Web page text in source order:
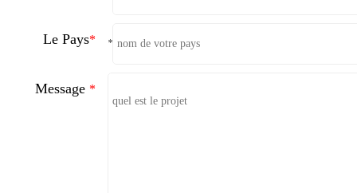
Le Pays* *
Message *